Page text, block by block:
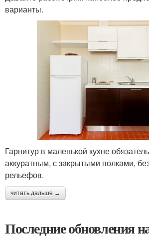
варианты.
Гарнитур в маленькой кухне
аккуратным, с закрытыми полками,
рельефов.
читать дальше →
Последние обновления